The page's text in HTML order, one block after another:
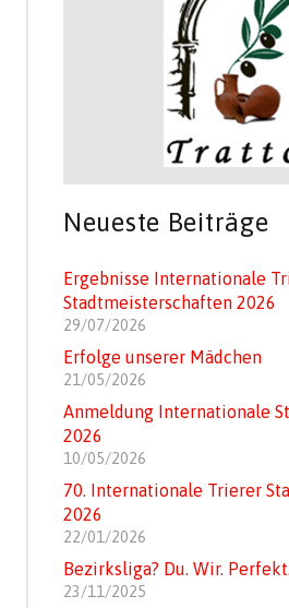
Neueste Beiträge
Ergebnisse Internationale
Stadtmeisterschaften 2026
29/07/2026
Erfolge unserer Mädchen
21/05/2026
Anmeldung Internationale
2026
10/05/2026
70. Internationale Trierer
2026
22/01/2026
Bezirksliga? Du. Wir. Perfekt.
23/11/2025